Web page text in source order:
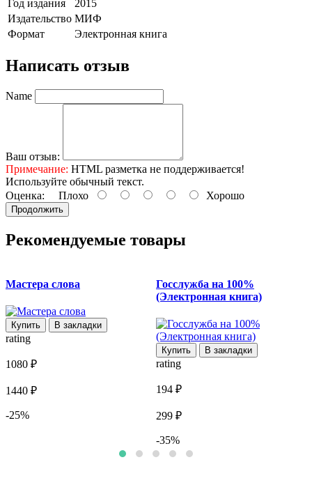
Год издания
2015
Издательство МИФ
Формат
Электронная книга
Написать отзыв
Name
Ваш отзыв:
Примечание: HTML разметка не поддерживается!
Используйте обычный текст.
Оценка: Плохо Хорошо
Продолжить
Рекомендуемые товары
Мастера слова
Купить В закладки
rating
1080 ₽
1440 ₽
-25%
Госслужба на 100%
(Электронная книга)
Купить В закладки
rating
194 ₽
299 ₽
-35%